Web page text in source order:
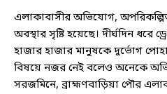
এলাকাবাসীর অভিযোগ,
অবস্থার সৃষ্টি হয়েছে। দীর্ঘদিন ধরে
হাজার হাজার মানুষকে দুর্ভোগ
বিষয়ে নজর নেই বলেও অনেকে
সরজমিনে, ব্রাহ্মণবাড়িয়া পৌর